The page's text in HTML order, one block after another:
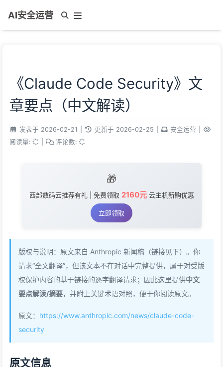
AI安全运营
《Claude Code Security》文
章要点（中文解读）
发表于 2026-02-21 更新于 2026-02-25 安全运营
阅读量:
评论数:
🎁
西部数码云推荐有礼 | 免费领取 2160元云主机新购优惠
立即领取
版权与说明：原文来自 Anthropic 新闻稿（链接见下）。你
请求“全文翻译”，但该文本不在对话中完整提供，属于对受版
权保护内容的基于链接的逐字翻译请求；因此这里提供中文
要点解读/摘要，并附上关键术语对照，便于你阅读原文。
原文： https://www.anthropic.com/news/claude-code-
security
原文信息